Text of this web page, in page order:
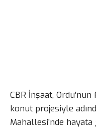
CBR İnşaat,
konut projesiyle
Mahallesi’nde